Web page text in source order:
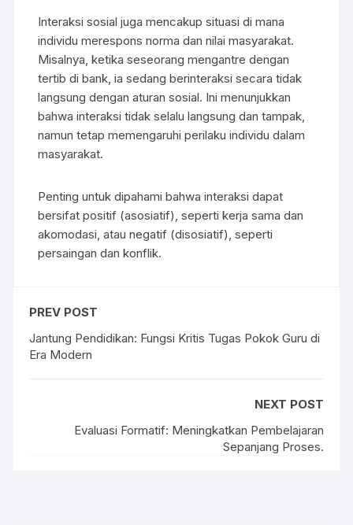
Interaksi sosial juga mencakup situasi di mana
individu merespons norma dan nilai masyarakat.
Misalnya, ketika seseorang mengantre dengan
tertib di bank, ia sedang berinteraksi secara tidak
langsung dengan aturan sosial. Ini menunjukkan
bahwa interaksi tidak selalu langsung dan tampak,
namun tetap memengaruhi perilaku individu dalam
masyarakat.
Penting untuk dipahami bahwa interaksi dapat
bersifat positif (asosiatif), seperti kerja sama dan
akomodasi, atau negatif (disosiatif), seperti
persaingan dan konflik.
PREV POST
Jantung Pendidikan: Fungsi Kritis Tugas Pokok Guru di
Era Modern
NEXT POST
Evaluasi Formatif: Meningkatkan Pembelajaran
Sepanjang Proses.